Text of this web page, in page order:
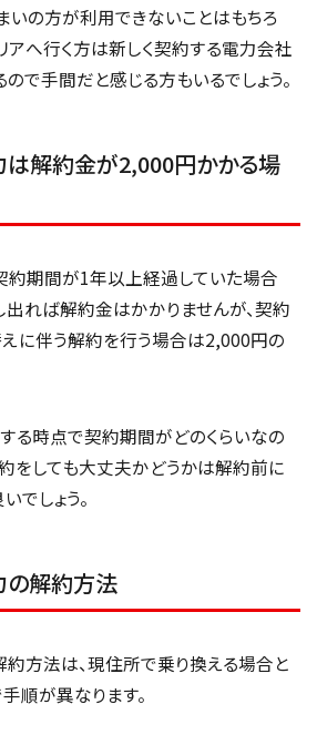
いの方が利用できないことはもちろ
アへ行く方は新しく契約する電力会社
で手間だと感じる方もいるでしょう。
は解約金が2,000円かかる場
約期間が1年以上経過していた場合
出れば解約金はかかりませんが、契約
に伴う解約を行う場合は2,000円の
る時点で契約期間がどのくらいなの
をしても大丈夫かどうかは解約前に
でしょう。
の解約方法
方法は、現住所で乗り換える場合と
順が異なります。